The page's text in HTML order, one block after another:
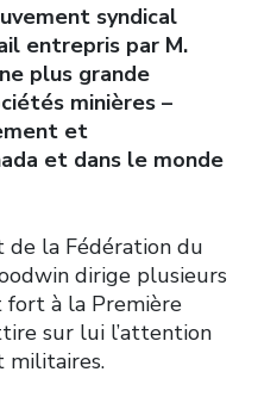
syndical
entrepris par M.
plus grande
minières –
et
et dans le monde
de la Fédération du
dirige plusieurs
fort à la Première
sur lui l’attention
militaires.